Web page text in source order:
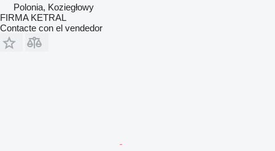
Polonia, Koziegłowy
FIRMA KETRAL
Contacte con el vendedor